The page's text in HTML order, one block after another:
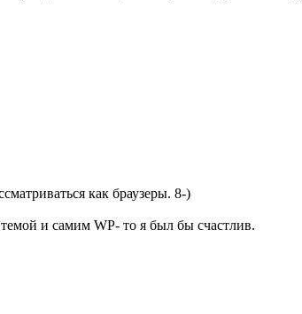
как браузеры. 8-)
и самим WP- то я был бы счастлив.